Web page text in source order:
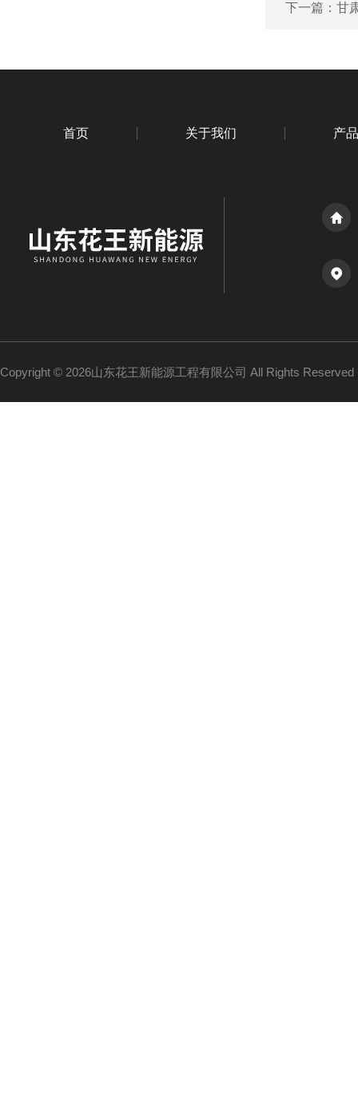
下一篇： 甘
首页 关于我们 产
Copyright © 2026山东花王新能源工程有限公司 All Rights